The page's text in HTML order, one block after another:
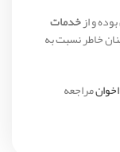
بوده و ازخدمات
خاطر نسبت به
مراجعه